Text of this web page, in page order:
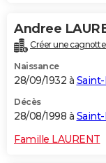
Andree
Créer une
Naissance
28/09/1932 à
Décès
28/08/1998 à
Famille LAURENT